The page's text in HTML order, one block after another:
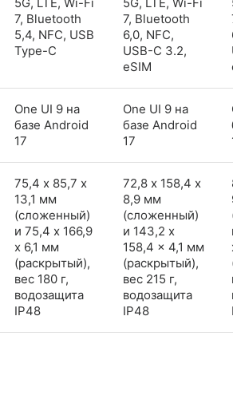
5G, LTE, Wi-Fi
7, Bluetooth
5,4, NFC, USB
Type-C
5G, LTE, Wi-Fi
7, Bluetooth
6,0, NFC,
USB-C 3.2,
eSIM
One UI 9 на
базе Android
17
One UI 9 на
базе Android
17
75,4 х 85,7 х
13,1 мм
(сложенный)
и 75,4 x 166,9
x 6,1 мм
(раскрытый),
вес 180 г,
водозащита
IP48
72,8 х 158,4 х
8,9 мм
(сложенный)
и 143,2 x
158,4 x 4,1 мм
(раскрытый),
вес 215 г,
водозащита
IP48